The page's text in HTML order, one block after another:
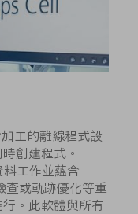
工的離線程式設
創建程式。
工作並蘊含
查或軌跡優化等重
。此軟體與所有